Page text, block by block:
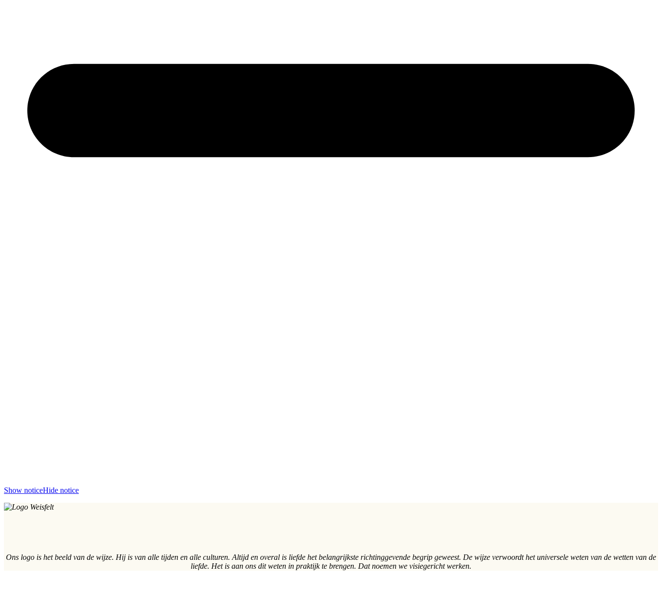
Show noticeHide notice
Ons logo is het beeld van de wijze. Hij is van alle tijden en alle culturen. Altijd en overal is liefde het belangrijkste richtinggevende begrip geweest. De wijze verwoordt het universele weten van de wetten van de
liefde. Het is aan ons dit weten in praktijk te brengen. Dat noemen we visiegericht werken.